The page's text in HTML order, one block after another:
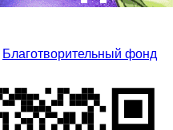
Благотворительный фонд